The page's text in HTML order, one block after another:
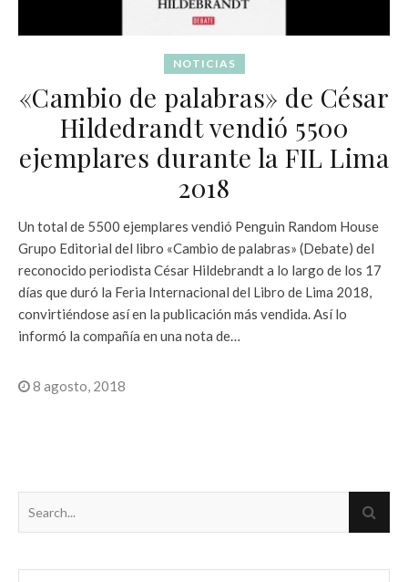
NOTICIAS
«Cambio de palabras» de César
Hildedrandt vendió 5500
ejemplares durante la FIL Lima
2018
Un total de 5500 ejemplares vendió Penguin Random House
Grupo Editorial del libro «Cambio de palabras» (Debate) del
reconocido periodista César Hildebrandt a lo largo de los 17
días que duró la Feria Internacional del Libro de Lima 2018,
convirtiéndose así en la publicación más vendida. Así lo
informó la compañía en una nota de…
8 agosto, 2018